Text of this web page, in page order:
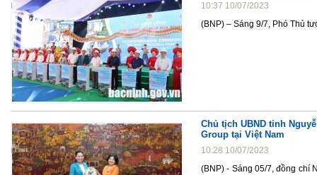
10:37 10/07/2023
(BNP) – Sáng 9/7, Phó Thủ
Chủ tịch UBND tỉnh
Group tại Việt Nam
10:28 10/07/2023
(BNP) - Sáng 05/7, đồng chí